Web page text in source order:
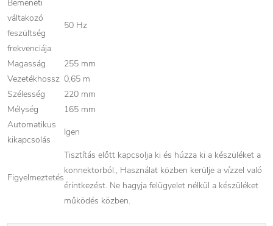
Bemeneti
váltakozó
feszültség
frekvenciája
50 Hz
Magasság
255 mm
Vezetékhossz 0,65 m
Szélesség
220 mm
Mélység
165 mm
Automatikus
kikapcsolás
Igen
Figyelmeztetés
Tisztítás előtt kapcsolja ki és húzza ki a készüléket a
konnektorból., Használat közben kerülje a vízzel való
érintkezést. Ne hagyja felügyelet nélkül a készüléket
működés közben.